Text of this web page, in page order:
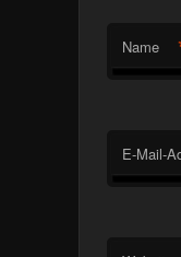
Name
E-Mail-